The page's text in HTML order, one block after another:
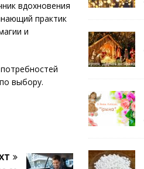
вдохновения
практик
и
выбору.